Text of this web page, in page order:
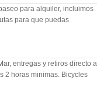
para alquiler, incluimos
para que puedas
entregas y retiros directo a
2 horas minimas. Bicycles